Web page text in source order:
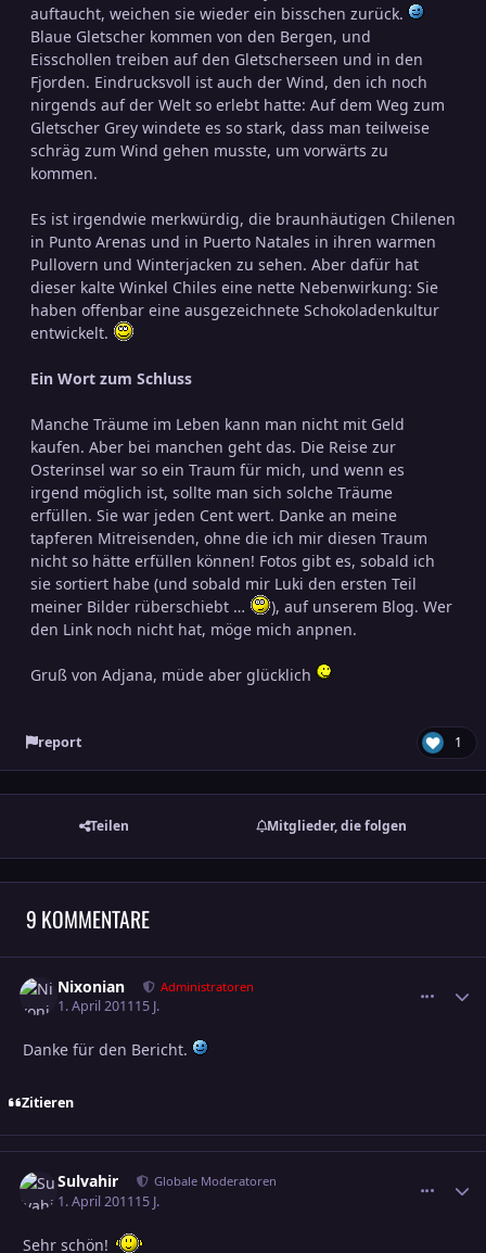
auftaucht, weichen sie wieder ein bisschen zurück.
Blaue Gletscher kommen von den Bergen, und
Eisschollen treiben auf den Gletscherseen und in den
Fjorden. Eindrucksvoll ist auch der Wind, den ich noch
nirgends auf der Welt so erlebt hatte: Auf dem Weg zum
Gletscher Grey windete es so stark, dass man teilweise
schräg zum Wind gehen musste, um vorwärts zu
kommen.
Es ist irgendwie merkwürdig, die braunhäutigen Chilenen
in Punto Arenas und in Puerto Natales in ihren warmen
Pullovern und Winterjacken zu sehen. Aber dafür hat
dieser kalte Winkel Chiles eine nette Nebenwirkung: Sie
haben offenbar eine ausgezeichnete Schokoladenkultur
entwickelt.
Ein Wort zum Schluss
Manche Träume im Leben kann man nicht mit Geld
kaufen. Aber bei manchen geht das. Die Reise zur
Osterinsel war so ein Traum für mich, und wenn es
irgend möglich ist, sollte man sich solche Träume
erfüllen. Sie war jeden Cent wert. Danke an meine
tapferen Mitreisenden, ohne die ich mir diesen Traum
nicht so hätte erfüllen können! Fotos gibt es, sobald ich
sie sortiert habe (und sobald mir Luki den ersten Teil
meiner Bilder rüberschiebt …
), auf unserem Blog. Wer
den Link noch nicht hat, möge mich anpnen.
Gruß von Adjana, müde aber glücklich
report 1
Teilen Mitglieder, die folgen
9 KOMMENTARE
Nixonian Administratoren
1. April 201115 J.
Danke für den Bericht.
Zitieren
Sulvahir Globale Moderatoren
1. April 201115 J.
Sehr schön!